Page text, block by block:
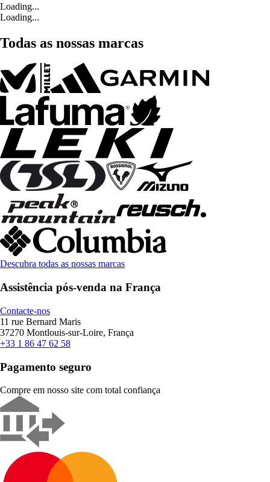
Loading...
Loading...
Todas as nossas marcas
Descubra todas as nossas marcas
Assistência pós-venda na França
Contacte-nos
11 rue Bernard Maris
37270 Montlouis-sur-Loire, França
+33 1 86 47 62 58
Pagamento seguro
Compre em nosso site com total confiança